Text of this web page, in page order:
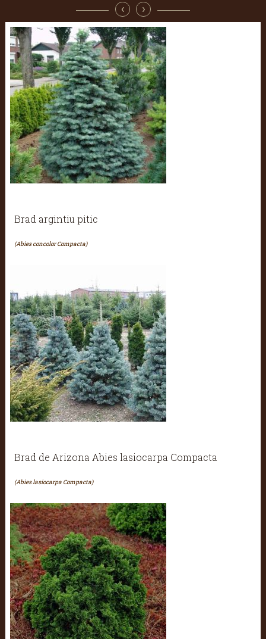
‹ ›
Brad argintiu pitic
(Abies concolor Compacta)
Brad de Arizona Abies lasiocarpa Compacta
(Abies lasiocarpa Compacta)